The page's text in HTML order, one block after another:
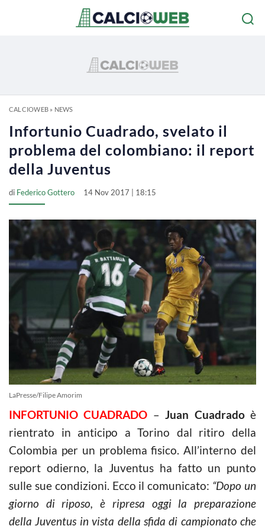
CALCIOWEB» NEWS
Infortunio Cuadrado, svelato il
problema del colombiano: il report
della Juventus
di Federico Gottero 14 Nov 2017 | 18:15
LaPresse/Filipe Amorim
INFORTUNIO CUADRADO –Juan Cuadradoè
rientrato in anticipo a Torino dal ritiro della
Colombia per un problema fisico. All’interno del
report odierno, la Juventus ha fatto un punto
sulle sue condizioni. Ecco il comunicato: “Dopo un
giorno di riposo, è ripresa oggi la preparazione
della Juventus in vista della sfida di campionato che